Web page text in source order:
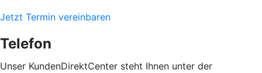
Jetzt Termin vereinbaren
Telefon
Unser KundenDirektCenter steht Ihnen unter der